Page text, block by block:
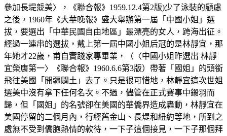
參加長堤競美〉，《聯合報》1959.12.4第2版)少了泳裝的顧慮
之後，1960年《大華晚報》盛大舉辦第一屆「中國小姐」選
拔，要選出「中華民國自由地區」最漂亮的女人，跨海出征。
經過一連串的選拔，戴上第一屆中國小姐后冠的是林靜宜，那
年她才22歲，甫自實踐家專畢業，（〈中國小姐昨選出 林靜
宜榮膺第一〉《聯合報》1960.6.6第3版）帶著「國姐」的頭銜
飛往美國「開疆闢土」去了。只是很可惜地，林靜宜這次世姐
選美中沒有拿下任何名次。不過，儘管在正式賽事中鎩羽而
歸，但「國姐」的名號卻在美國的華僑界造成轟動，林靜宜在
美國停留的二個月內，行經舊金山、長堤和紐約等地，所到之
處無不受到僑胞熱情的款待，一下子這個接見，一下子那個拜